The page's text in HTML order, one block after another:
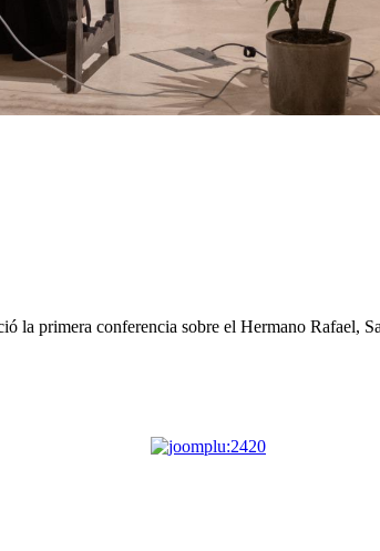
primera conferencia sobre el Hermano Rafael,